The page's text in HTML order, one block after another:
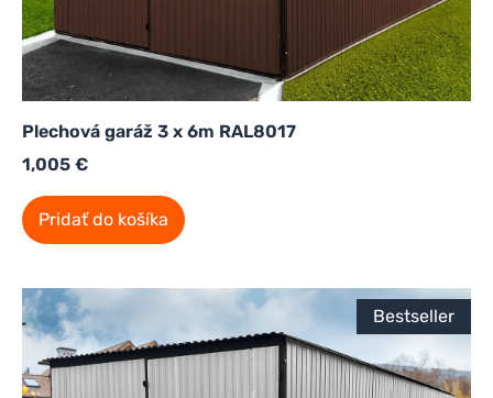
Plechová garáž 3 x 6m RAL8017
1,005 €
Pridať do košíka
Bestseller